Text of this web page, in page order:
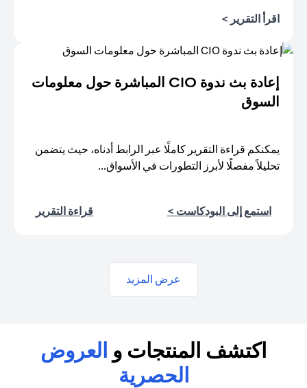
اقرأ التقرير >
إعادة بث ندوة CIO المباشرة حول معلومات
السوق
يمكنكم قراءة التقرير كاملًا عبر الرابط أدناه، حيث يتضمن
تحليلاً مفصلًا لأبرز التطورات في الأسواق...
استمع إلى البودكاست > قراءة التقرير
عرض المزيد
اكتشف المنتجات و العروض
الحصرية